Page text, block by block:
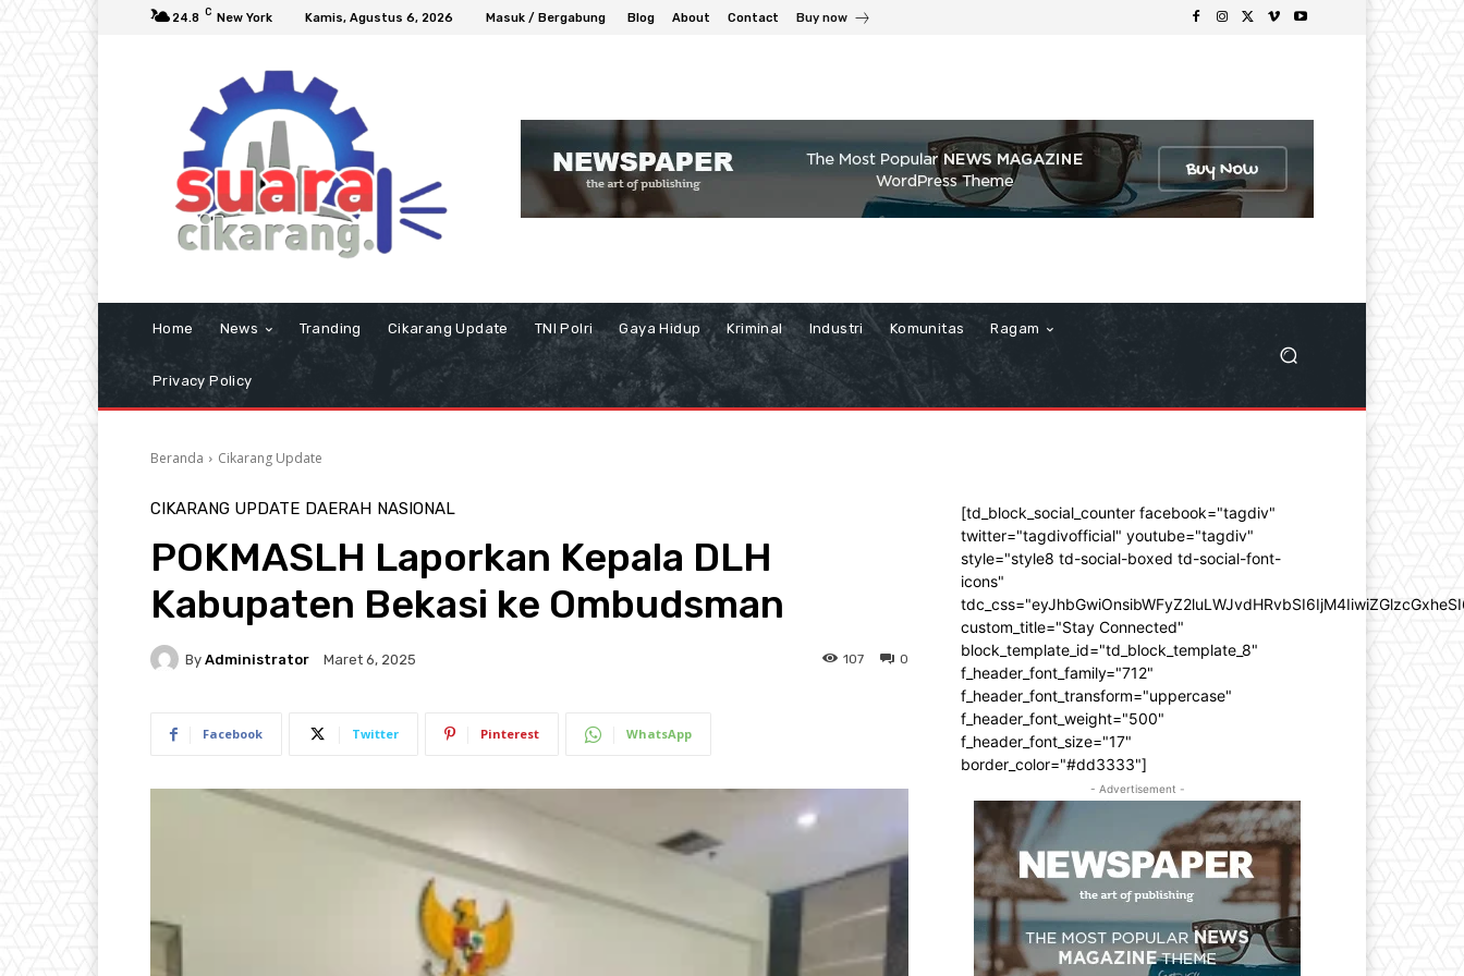
24.8 C New York Kamis, Agustus 6, 2026 Masuk / Bergabung Blog About Contact Buy now
Home News Tranding Cikarang Update TNI Polri Gaya Hidup Kriminal Industri Komunitas Ragam
Privacy Policy
Beranda Cikarang Update
CIKARANG UPDATE DAERAH NASIONAL
POKMASLH Laporkan Kepala DLH
Kabupaten Bekasi ke Ombudsman
By Administrator Maret 6, 2025 0
107
Facebook Twitter Pinterest WhatsApp
[td_block_social_counter facebook="tagdiv"
twitter="tagdivofficial" youtube="tagdiv"
style="style8 td-social-boxed td-social-font-
icons"
custom_title="Stay Connected"
block_template_id="td_block_template_8"
f_header_font_family="712"
f_header_font_transform="uppercase"
f_header_font_weight="500"
f_header_font_size="17"
border_color="#dd3333"]
- Advertisement -